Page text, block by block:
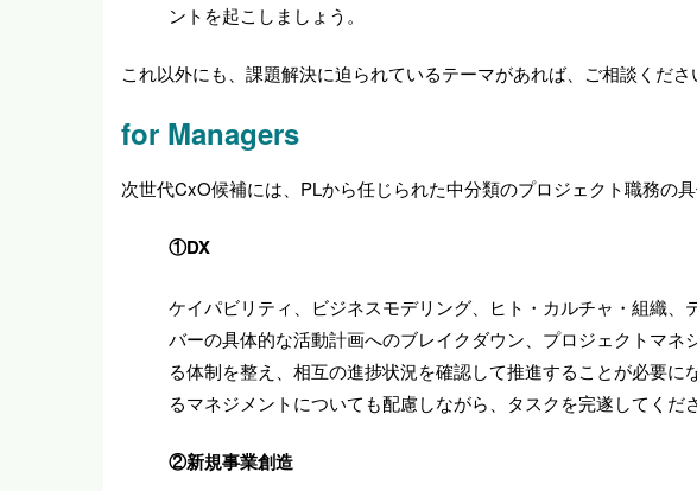
ントを起こしましょう。
これ以外にも、課題解決に迫られているテーマがあれば、ご相談くださ
for Managers
次世代CxO候補には、PLから任じられた中分類のプロジェクト職務の
①DX
ケイパビリティ、ビジネスモデリング、ヒト・カルチャ・組織
バーの具体的な活動計画へのブレイクダウン、プロジェクトマ
る体制を整え、相互の進捗状況を確認して推進することが必要
るマネジメントについても配慮しながら、タスクを完遂してくださ
②新規事業創造